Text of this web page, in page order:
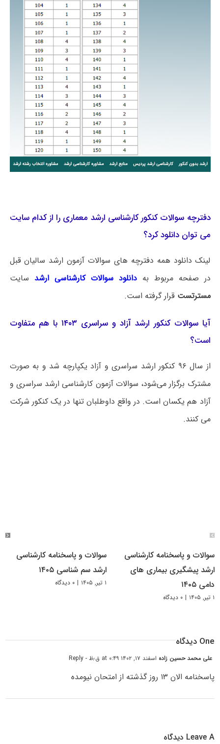
دفترچه سوالات کنکور کارشناسی ارشد معماری را از کدام سایت
می توان دانلود کرد؟
لینک دانلود همه دفترچه های سوالات آزمون ارشد سالیان قبل
در صفحه مربوط به دانلود سوالات کارشناسی ارشد سایت
مسترتست قرار گرفته است.
آیا سوالات کنکور ارشد آزاد و سراسری ۱۴۰۳ با هم متفاوت
است؟
از سال ۹۶ کنکور ارشد سراسری و آزاد یکپارچه شد و به صورت
مشترک برگزار می‌شود، سوالات آزمون کارشناسی ارشد سراسری و
آزاد هم یکسان است. در واقع داوطلبان تنها در یک کنکور شرکت
می کنند.
سوالات و پاسخنامه کارشناسی
ارشد پیشگیری بیماری های
دامی ۱۴۰۵
۱ تیر, ۱۴۰۵ | ۰ دیدگاه
سوالات و پاسخنامه کارشناسی
ارشد سم شناسی ۱۴۰۵
۱ تیر, ۱۴۰۵ | ۰ دیدگاه
One دیدگاه
علی محمد حسین زاده اسفند ۱۷, ۱۴۰۲ at ۰:۴۹ ق٫ظ - Reply
پاسخنامه الان ۱۳ روز گذشته از امتحان نیومده
Leave A دیدگاه